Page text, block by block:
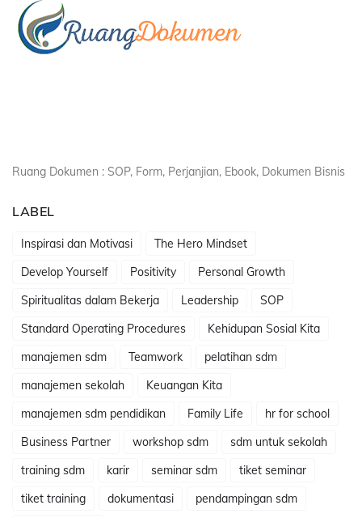
Ruang Dokumen : SOP, Form, Perjanjian, Ebook, Dokumen Bisnis
LABEL
Inspirasi dan Motivasi
The Hero Mindset
Develop Yourself
Positivity
Personal Growth
Spiritualitas dalam Bekerja
Leadership
SOP
Standard Operating Procedures
Kehidupan Sosial Kita
manajemen sdm
Teamwork
pelatihan sdm
manajemen sekolah
Keuangan Kita
manajemen sdm pendidikan
Family Life
hr for school
Business Partner
workshop sdm
sdm untuk sekolah
training sdm
karir seminar sdm
tiket seminar
tiket training
dokumentasi
pendampingan sdm